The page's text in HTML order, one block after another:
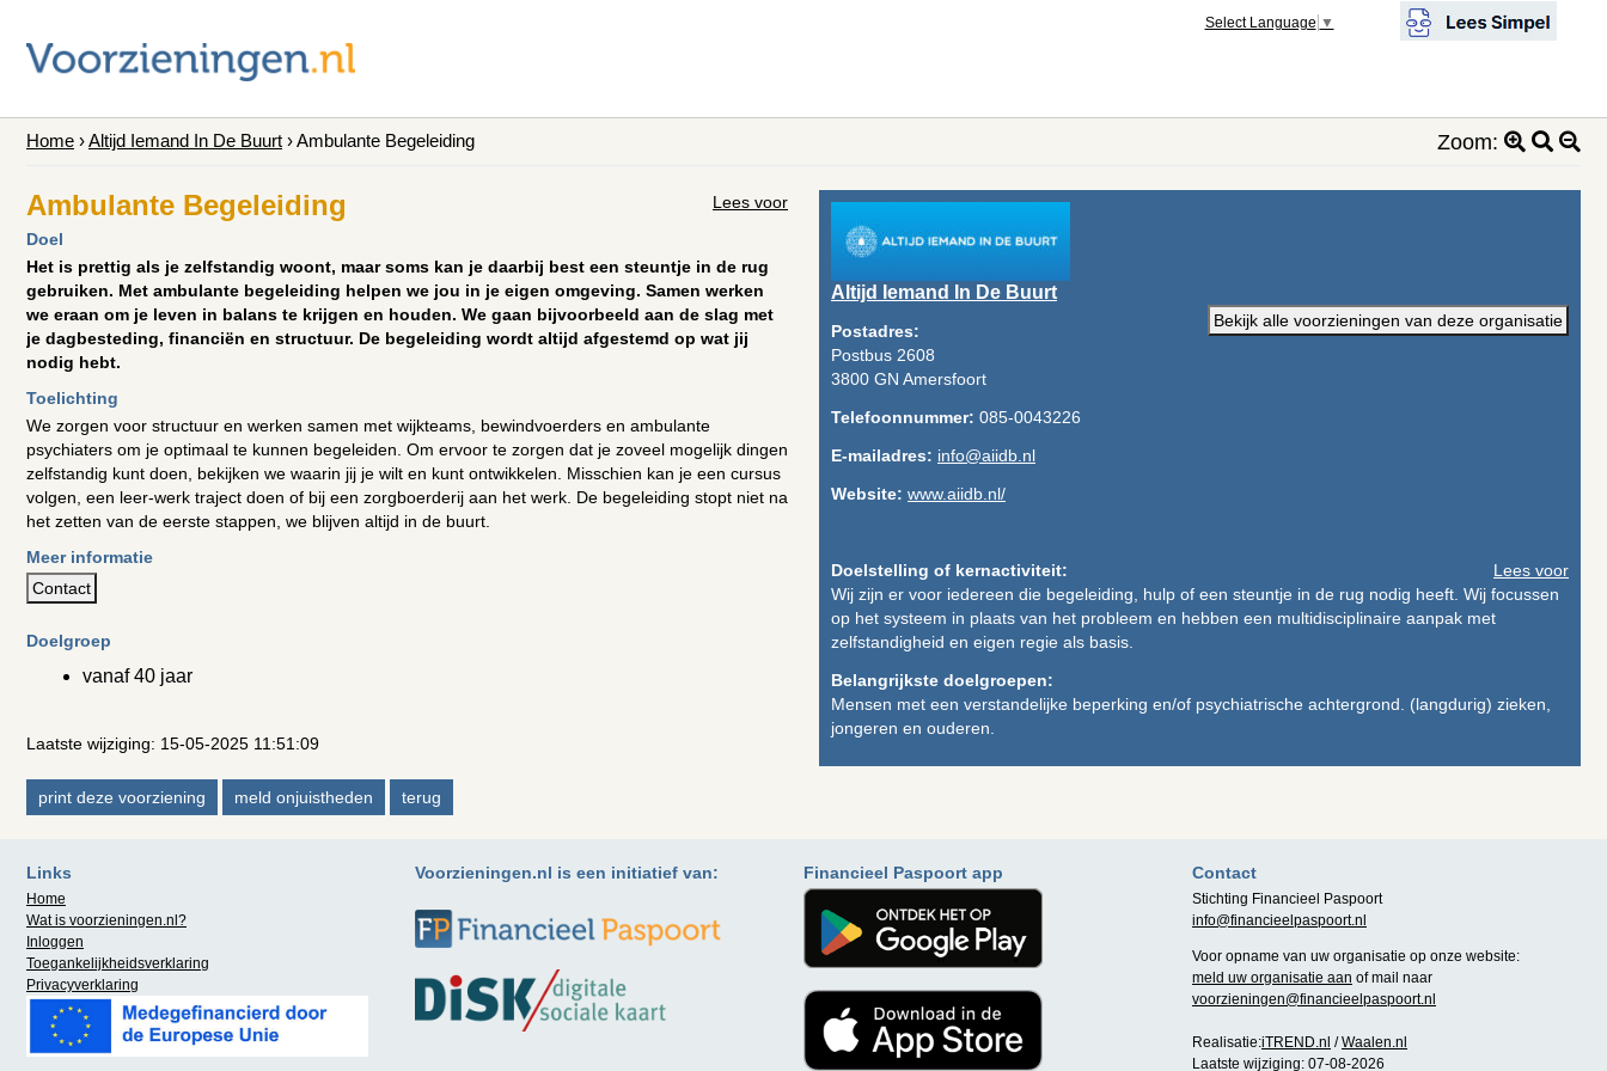
Select Language ▼
Home ›Altijd Iemand In De Buurt ›Ambulante Begeleiding Zoom:
Lees voor
Ambulante Begeleiding
Doel
Het is prettig als je zelfstandig woont, maar soms kan je daarbij best een steuntje in de rug
gebruiken. Met ambulante begeleiding helpen we jou in je eigen omgeving. Samen werken
we eraan om je leven in balans te krijgen en houden. We gaan bijvoorbeeld aan de slag met
je dagbesteding, financiën en structuur. De begeleiding wordt altijd afgestemd op wat jij
nodig hebt.
Toelichting
We zorgen voor structuur en werken samen met wijkteams, bewindvoerders en ambulante
psychiaters om je optimaal te kunnen begeleiden. Om ervoor te zorgen dat je zoveel mogelijk dingen
zelfstandig kunt doen, bekijken we waarin jij je wilt en kunt ontwikkelen. Misschien kan je een cursus
volgen, een leer-werk traject doen of bij een zorgboerderij aan het werk. De begeleiding stopt niet na
het zetten van de eerste stappen, we blijven altijd in de buurt.
Meer informatie
Contact
Doelgroep
vanaf 40 jaar
Laatste wijziging: 15-05-2025 11:51:09
Altijd Iemand In De Buurt
Bekijk alle voorzieningen van deze organisatie
Postadres:
Postbus 2608
3800 GN Amersfoort
Telefoonnummer: 085-0043226
E-mailadres: info@aiidb.nl
Website: www.aiidb.nl/
Lees voor
Doelstelling of kernactiviteit:
Wij zijn er voor iedereen die begeleiding, hulp of een steuntje in de rug nodig heeft. Wij focussen
op het systeem in plaats van het probleem en hebben een multidisciplinaire aanpak met
zelfstandigheid en eigen regie als basis.
Belangrijkste doelgroepen:
Mensen met een verstandelijke beperking en/of psychiatrische achtergrond. (langdurig) zieken,
jongeren en ouderen.
Links
Home
Wat is voorzieningen.nl ?
Inloggen
Toegankelijkheidsverklaring
Privacyverklaring
Voorzieningen.nl is een initiatief van: Financieel Paspoort app Contact
Stichting Financieel Paspoort
info@financieelpaspoort.nl
Voor opname van uw organisatie op onze website:
meld uw organisatie aan of mail naar
voorzieningen@financieelpaspoort.nl
Realisatie:iTREND.nl /Waalen.nl
Laatste wijziging: 07-08-2026